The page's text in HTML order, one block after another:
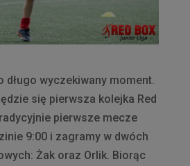
długo wyczekiwany moment.
się pierwsza kolejka Red
pierwsze mecze
9:00 i zagramy w dwóch
Żak oraz Orlik. Biorąc